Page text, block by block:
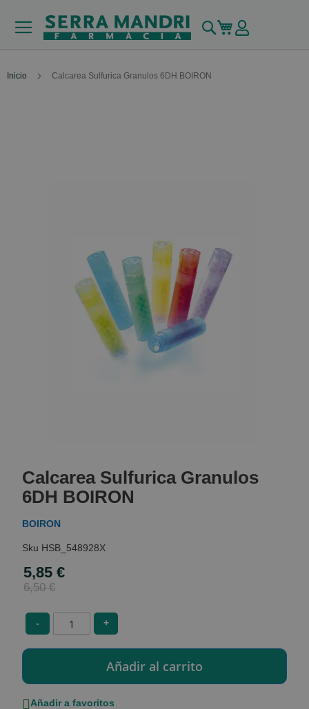
Buscar
Mi carrito
Inicio Calcarea Sulfurica Granulos 6DH BOIRON
the
beginning
of
the
gallery
Calcarea Sulfurica Granulos
6DH BOIRON
BOIRON
HSB_548928X
Special
Price
5,85 €
6,50 €
- +
Añadir a favoritos